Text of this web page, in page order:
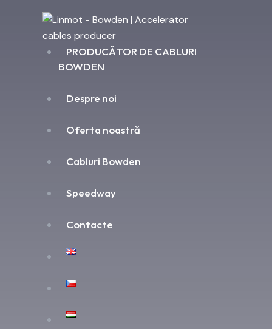
PRODUCĂTOR DE CABLURI
BOWDEN
Despre noi
Oferta noastră
Cabluri Bowden
Speedway
Contacte